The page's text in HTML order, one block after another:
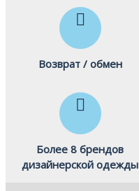
Возврат / обмен
Более 8 брендов
дизайнерской одежды